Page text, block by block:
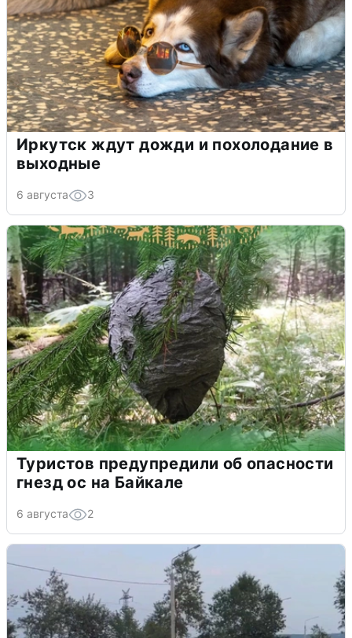
Иркутск ждут дожди и похолодание в
выходные
6 августа 3
Туристов предупредили об опасности
гнезд ос на Байкале
6 августа 2